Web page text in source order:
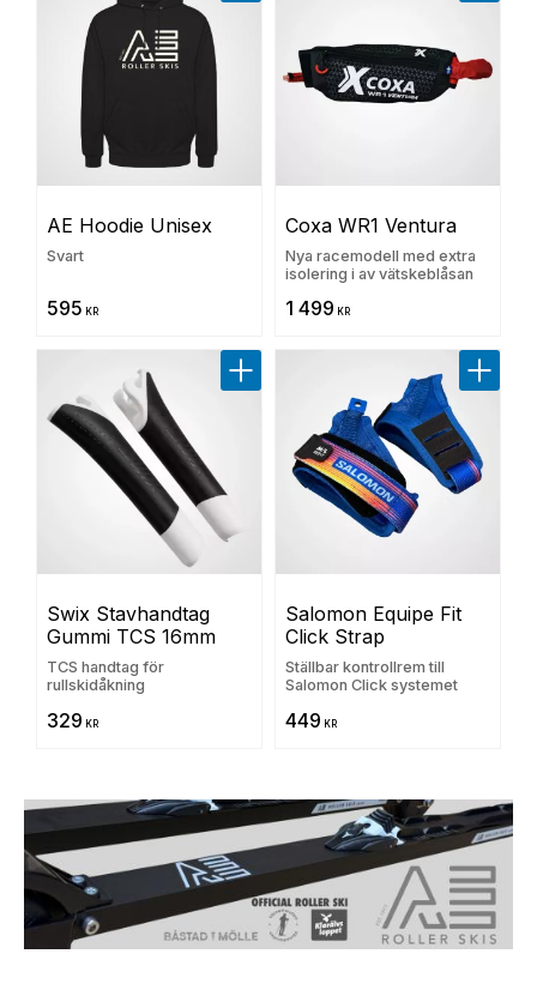
AE Hoodie Unisex
Svart
595 KR
Coxa WR1 Ventura
Nya racemodell med extra
isolering i av vätskeblåsan
1 499 KR
Swix Stavhandtag
Gummi TCS 16mm
TCS handtag för
rullskidåkning
329 KR
Lägg till i favoriter
Salomon Equipe Fit
Click Strap
Ställbar kontrollrem till
Salomon Click systemet
449 KR
Lägg